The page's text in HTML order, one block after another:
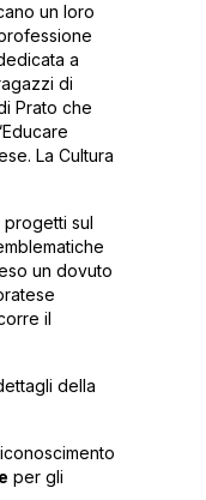
un loro
a
di
Prato che
La Cultura
progetti sul
un dovuto
il
della
per gli